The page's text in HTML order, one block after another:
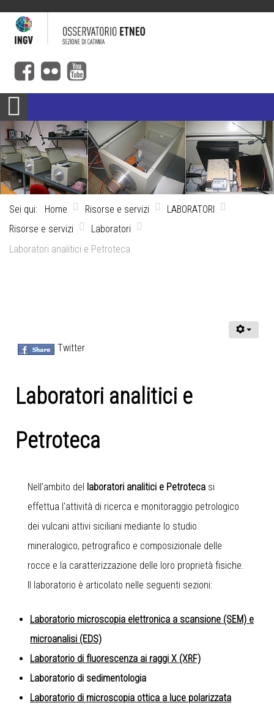
Sei qui: Home Risorse e servizi
LABORATORI
Risorse e servizi
Laboratori
Laboratori analitici e Petroteca
Twitter
Laboratori analitici e
Petroteca
Nell’ambito del laboratori analitici e Petroteca si
effettua l'attività di ricerca e monitoraggio petrologico
dei vulcani attivi siciliani mediante lo studio
mineralogico, petrografico e composizionale delle
rocce e la caratterizzazione delle loro proprietà fisiche.
Il laboratorio è articolato nelle seguenti sezioni:
Laboratorio microscopia elettronica a scansione (SEM) e
microanalisi (EDS)
Laboratorio di fluorescenza ai raggi X (XRF)
Laboratorio di sedimentologia
Laboratorio di microscopia ottica a luce polarizzata